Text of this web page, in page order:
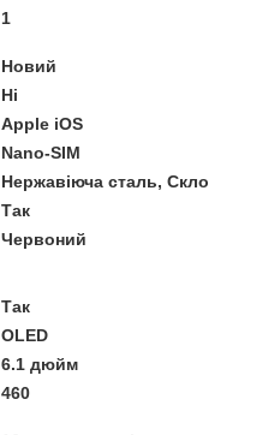
1
Новий
Ні
Apple iOS
Nano-SIM
Нержавіюча сталь, Скло
Так
Червоний
Так
OLED
6.1 дюйм
460